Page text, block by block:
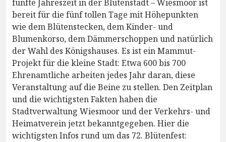
fünfte Jahreszeit in der Blütenstadt – Wiesmoor ist
bereit für die fünf tollen Tage mit Höhepunkten
wie dem Blütenstecken, dem Kinder- und
Blumenkorso, dem Dämmerschoppen und natürlich
der Wahl des Königshauses. Es ist ein Mammut-
Projekt für die kleine Stadt: Etwa 600 bis 700
Ehrenamtliche arbeiten jedes Jahr daran, diese
Veranstaltung auf die Beine zu stellen. Den Zeitplan
und die wichtigsten Fakten haben die
Stadtverwaltung Wiesmoor und der Verkehrs- und
Heimatverein jetzt bekanntgegeben. Hier die
wichtigsten Infos rund um das 72. Blütenfest: